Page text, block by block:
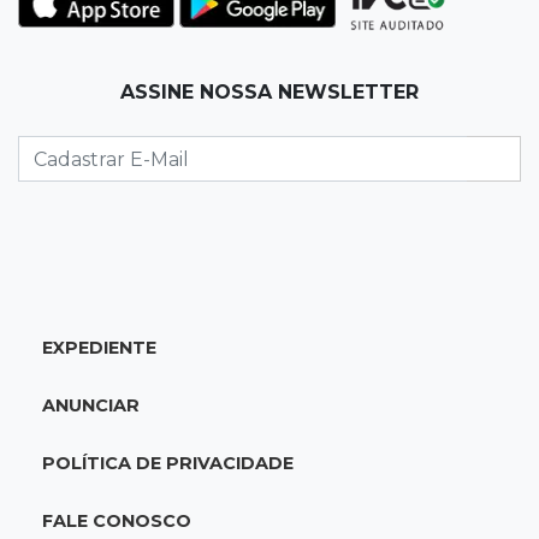
Mineração ganha força, gera mais empregos e
Um dia após matar companheira, homem se
entrega e acaba preso por feminicídio
Recém-nascida desaparecida foi entregue
ASSINE NOSSA NEWSLETTER
EXPEDIENTE
ANUNCIAR
POLÍTICA DE PRIVACIDADE
FALE CONOSCO